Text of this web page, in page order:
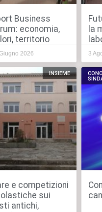
Business
economia,
territorio
2026
la
3
INSIEME
e competizioni
sui
antichi,